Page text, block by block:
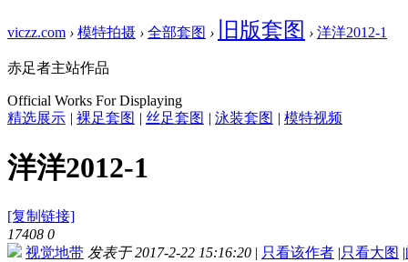
viczz.com › 模特拍摄 › 全部套图 › 旧版套图 › 洋洋2012-1
赤足者主站作品
Official Works For Displaying
精选展示 | 裸足套图 | 丝足套图 | 泳装套图 | 模特视频
洋洋2012-1
[复制链接]
17408 0
视觉地带 发表于 2017-2-22 15:16:20 | 只看该作者 |只看大图 |